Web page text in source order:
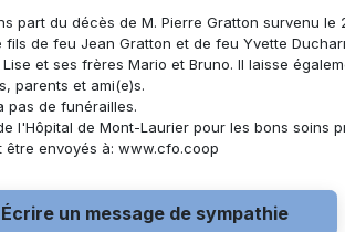
part du décès de M. Pierre Gratton survenu le
fils de feu Jean Gratton et de feu Yvette
Lise et ses frères Mario et Bruno. Il laisse
parents et ami(e)s.
pas de funérailles.
l'Hôpital de Mont-Laurier pour les bons soins
envoyés à: www.cfo.coop
Écrire un message de sympathie